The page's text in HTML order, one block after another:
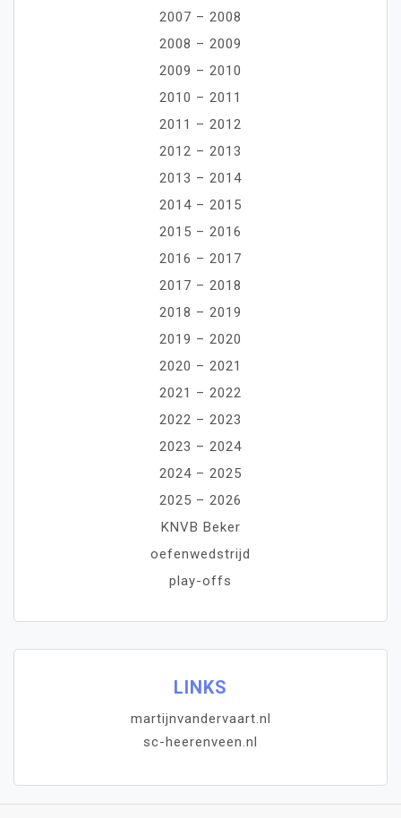
2007 – 2008
2008 – 2009
2009 – 2010
2010 – 2011
2011 – 2012
2012 – 2013
2013 – 2014
2014 – 2015
2015 – 2016
2016 – 2017
2017 – 2018
2018 – 2019
2019 – 2020
2020 – 2021
2021 – 2022
2022 – 2023
2023 – 2024
2024 – 2025
2025 – 2026
KNVB Beker
oefenwedstrijd
play-offs
LINKS
martijnvandervaart.nl
sc-heerenveen.nl